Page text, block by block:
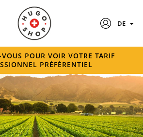
DE
POUR VOIR VOTRE TARIF
PRÉFÉRENTIEL